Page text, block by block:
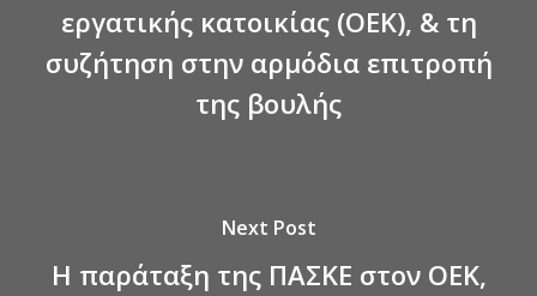
εργατικής κατοικίας (ΟΕΚ), & τη
συζήτηση στην αρμόδια επιτροπή
της βουλής
Next Post
Η παράταξη της ΠΑΣΚΕ στον ΟΕΚ,